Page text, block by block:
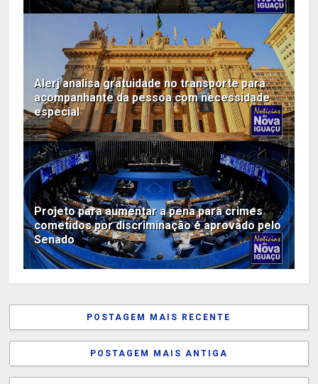
Alerj analisa gratuidade no transporte para
acompanhante da pessoa com necessidade
especial
Projeto para aumentar a pena para crimes
cometidos por discriminação é aprovado pelo
Senado
POSTAGEM MAIS RECENTE
POSTAGEM MAIS ANTIGA